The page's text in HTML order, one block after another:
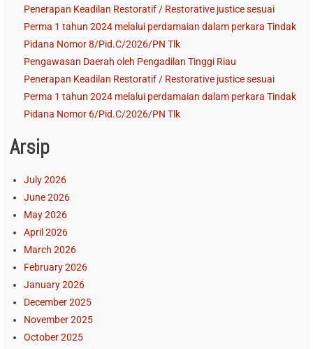
Penerapan Keadilan Restoratif / Restorative justice sesuai
Perma 1 tahun 2024 melalui perdamaian dalam perkara Tindak
Pidana Nomor 8/Pid.C/2026/PN Tlk
Pengawasan Daerah oleh Pengadilan Tinggi Riau
Penerapan Keadilan Restoratif / Restorative justice sesuai
Perma 1 tahun 2024 melalui perdamaian dalam perkara Tindak
Pidana Nomor 6/Pid.C/2026/PN Tlk
Arsip
July 2026
June 2026
May 2026
April 2026
March 2026
February 2026
January 2026
December 2025
November 2025
October 2025